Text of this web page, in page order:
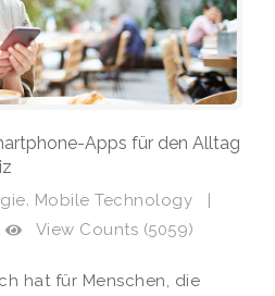
Apps für den Alltag
, Mobile Technology
|
View Counts (5059)
hat für Menschen, die